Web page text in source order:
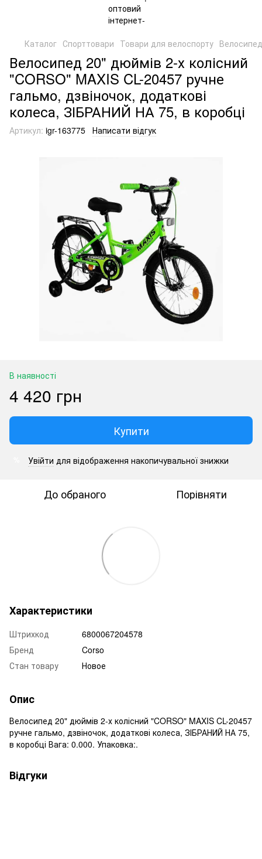
Каталог Спорттовари Товари для велоспорту
Велосипед 20" дюймів 2-х колісний
"CORSO" MAXIS CL-20457 ручне
гальмо, дзвіночок, додаткові
колеса, ЗІБРАНИЙ НА 75, в коробці
Артикул: igr-163775 Написати відгук
В наявності
4 420 грн
Купити
Увійти для відображення накопичувальної знижки
До обраного Порівняти
Характеристики
Штрихкод
6800067204578
Бренд
Corso
Стан товару
Новое
Опис
Велосипед 20" дюймів 2-х колісний "CORSO" MAXIS CL-20457
ручне гальмо, дзвіночок, додаткові колеса, ЗІБРАНИЙ НА 75,
в коробці Вага: 0.000. Упаковка:.
Відгуки